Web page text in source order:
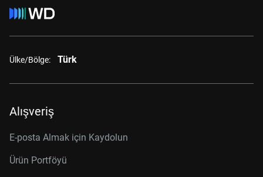
Ülke/Bölge: Türk
Alışveriş
E-posta Almak için Kaydolun
Ürün Portföyü